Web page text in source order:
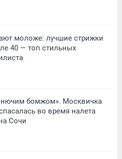
моложе: лучшие стрижки
40 — топ стильных
бомжом». Москвичка
во время налета
Сочи